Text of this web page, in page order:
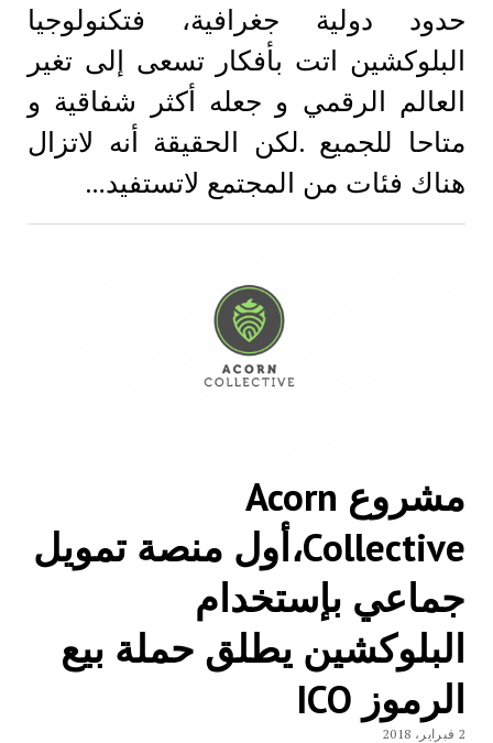
حدود دولية جغرافية، فتكنولوجيا
البلوكشين اتت بأفكار تسعى إلى تغير
العالم الرقمي و جعله أكثر شفاقية و
متاحا للجميع .لكن الحقيقة أنه لاتزال
هناك فئات من المجتمع لاتستفيد…
مشروع Acorn
Collective،أول منصة تمويل
جماعي بإستخدام
البلوكشين يطلق حملة بيع
الرموز ICO
2 فبراير، 2018